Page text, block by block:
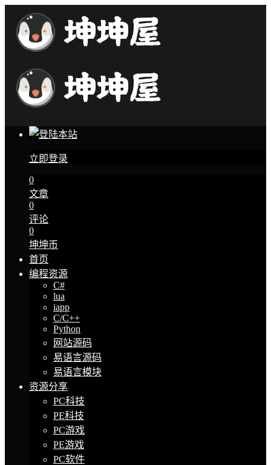
立即登录
0
文章
0
评论
0
坤坤币
首页
编程资源
C#
lua
iapp
C/C++
Python
网站源码
易语言源码
易语言模块
资源分享
PC科技
PE科技
PC游戏
PE游戏
PC软件